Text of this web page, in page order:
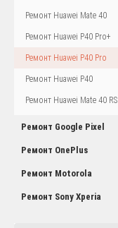
Ремонт Huawei Mate 40
Ремонт Huawei P40 Pro+
Ремонт Huawei P40 Pro
Ремонт Huawei P40
Ремонт Huawei Mate 40 RS
Ремонт Google Pixel
Ремонт OnePlus
Ремонт Motorola
Ремонт Sony Xperia